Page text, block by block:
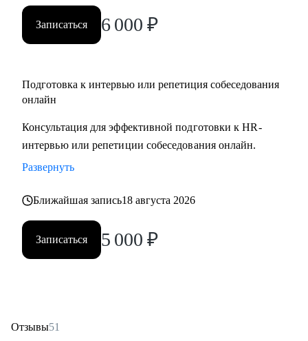
вами.
Записаться
6 000 ₽
Подготовка к интервью или репетиция собеседования
онлайн
Консультация для эффективной подготовки к HR-
интервью или репетиции собеседования онлайн.
Развернуть
Ближайшая запись18 августа 2026
Записаться 5 000 ₽
Отзывы51